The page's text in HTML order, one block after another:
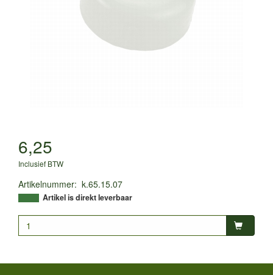
6,25
Inclusief BTW
Artikelnummer: k.65.15.07
Artikel is direkt leverbaar